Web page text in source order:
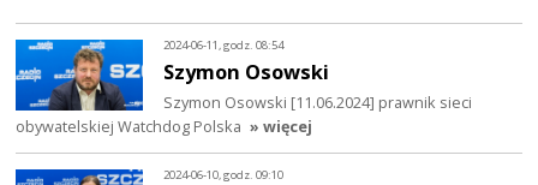
2024-06-11, godz. 08:54
Szymon Osowski
Szymon Osowski [11.06.2024] prawnik sieci
obywatelskiej Watchdog Polska » więcej
2024-06-10, godz. 09:10